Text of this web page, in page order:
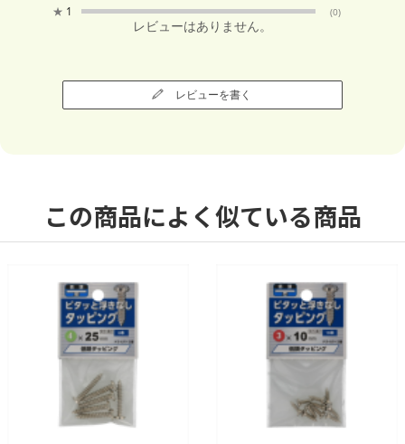
★ 1 (0)
レビューはありません。
レビューを書く
この商品によく似ている商品